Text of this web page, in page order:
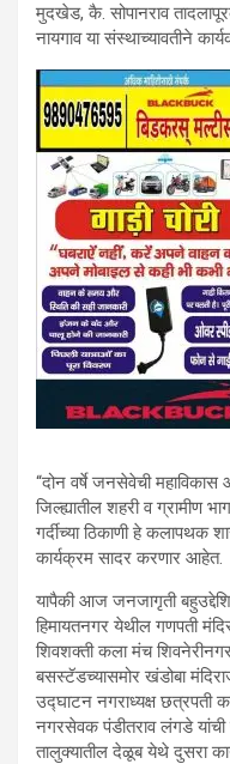
मुदखेड, कै. सोपानराव
नायगाव या संस्थाच्यावतीने
“दोन वर्षे जनसेवेची
जिल्ह्यातील शहरी व ग्रामीण
गर्दीच्या ठिकाणी हे कलापथक
कार्यक्रम सादर करणार आहेत.
यापैकी आज जनजागृती
हिमायतनगर येथील गणपती
शिवशक्ती कला मंच
बसस्टॅडच्यासमोर खंडोबा
उद्घाटन नगराध्यक्ष छत्रपती
नगरसेवक पंडीतराव लंगडे यांची
तालुक्यातील देळूब येथे दुसरा